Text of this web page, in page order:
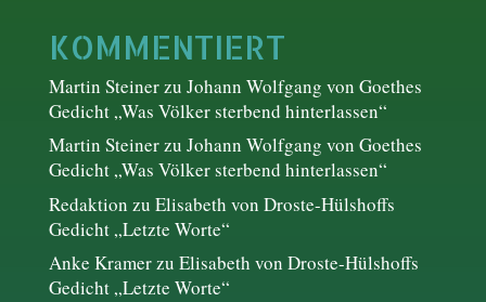
KOMMENTIERT
Martin Steinerzu Johann Wolfgang von Goethes
Gedicht „Was Völker sterbend hinterlassen“
Martin Steinerzu Johann Wolfgang von Goethes
Gedicht „Was Völker sterbend hinterlassen“
Redaktion zu Elisabeth von Droste-Hülshoffs
Gedicht „Letzte Worte“
Anke Kramerzu Elisabeth von Droste-Hülshoffs
Gedicht „Letzte Worte“